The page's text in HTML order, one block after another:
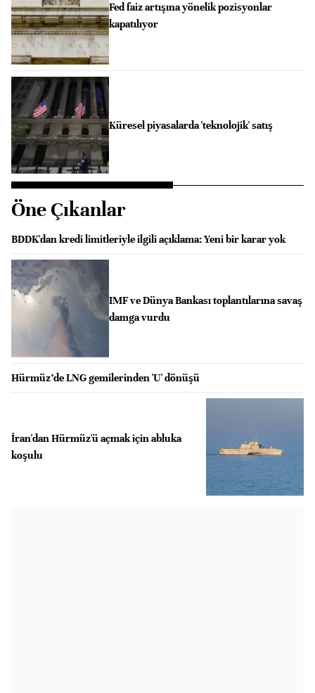
Fed faiz artışına yönelik pozisyonlar
kapatılıyor
Küresel piyasalarda 'teknolojik' satış
Öne Çıkanlar
BDDK'dan kredi limitleriyle ilgili açıklama: Yeni bir karar yok
IMF ve Dünya Bankası toplantılarına savaş
damga vurdu
Hürmüz’de LNG gemilerinden 'U' dönüşü
İran'dan Hürmüz'ü açmak için abluka
koşulu